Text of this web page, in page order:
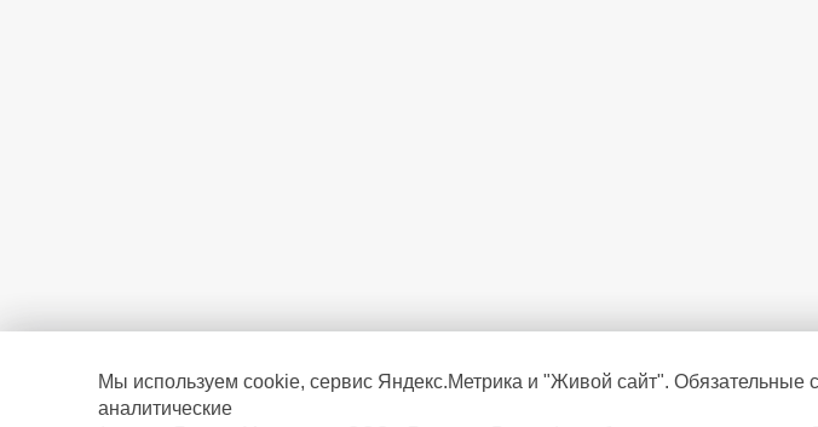
Мы используем cookie, сервис Яндекс.Метрика и "Живой сайт". Обязательные
аналитические